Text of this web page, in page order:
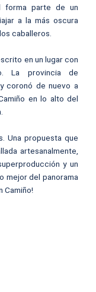
forma parte de un
a la más oscura
caballeros.
en un lugar con
La provincia de
coronó de nuevo a
en lo alto del
Una propuesta que
artesanalmente,
y un
mejor del panorama
Camiño!